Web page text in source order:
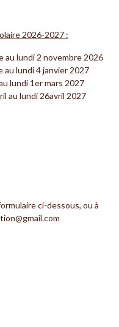
2026-2027 :
au lundi 2 novembre 2026
au lundi 4 janvier 2027
lundi 1er mars 2027
au lundi 26avril 2027
ci-dessous, ou à